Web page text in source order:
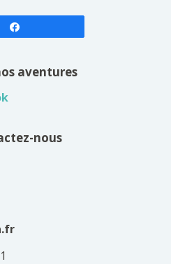
aventures
nous